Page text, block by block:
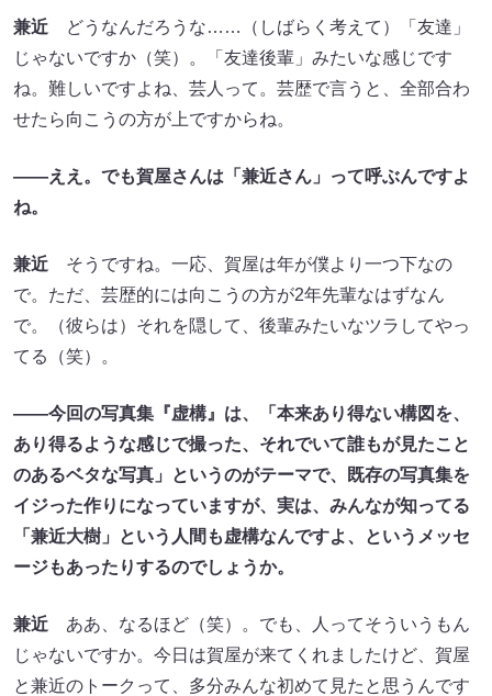
兼近 どうなんだろうな……（しばらく考えて）「友達」
じゃないですか（笑）。「友達後輩」みたいな感じです
ね。難しいですよね、芸人って。芸歴で言うと、全部合わ
せたら向こうの方が上ですからね。
――ええ。でも賀屋さんは「兼近さん」って呼ぶんですよ
ね。
兼近 そうですね。一応、賀屋は年が僕より一つ下なの
で。ただ、芸歴的には向こうの方が2年先輩なはずなん
で。（彼らは）それを隠して、後輩みたいなツラしてやっ
てる（笑）。
――今回の写真集『虚構』は、「本来あり得ない構図を、
あり得るような感じで撮った、それでいて誰もが見たこと
のあるベタな写真」というのがテーマで、既存の写真集を
イジった作りになっていますが、実は、みんなが知ってる
「兼近大樹」という人間も虚構なんですよ、というメッセ
ージもあったりするのでしょうか。
兼近 ああ、なるほど（笑）。でも、人ってそういうもん
じゃないですか。今日は賀屋が来てくれましたけど、賀屋
と兼近のトークって、多分みんな初めて見たと思うんです